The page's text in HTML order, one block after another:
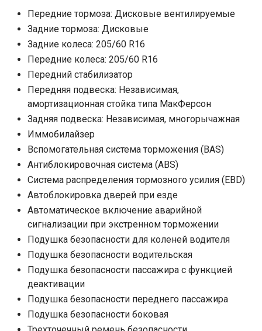
Передние тормоза: Дисковые вентилируемые
Задние тормоза: Дисковые
Задние колеса: 205/60 R16
Передние колеса: 205/60 R16
Передний стабилизатор
Передняя подвеска: Независимая,
амортизационная стойка типа МакФерсон
Задняя подвеска: Независимая, многорычажная
Иммобилайзер
Вспомогательная система торможения (BAS)
Антиблокировочная система (ABS)
Система распределения тормозного усилия (EBD)
Автоблокировка дверей при езде
Автоматическое включение аварийной
сигнализации при экстренном торможении
Подушка безопасности для коленей водителя
Подушка безопасности водительская
Подушка безопасности пассажира с функцией
деактивации
Подушка безопасности переднего пассажира
Подушка безопасности боковая